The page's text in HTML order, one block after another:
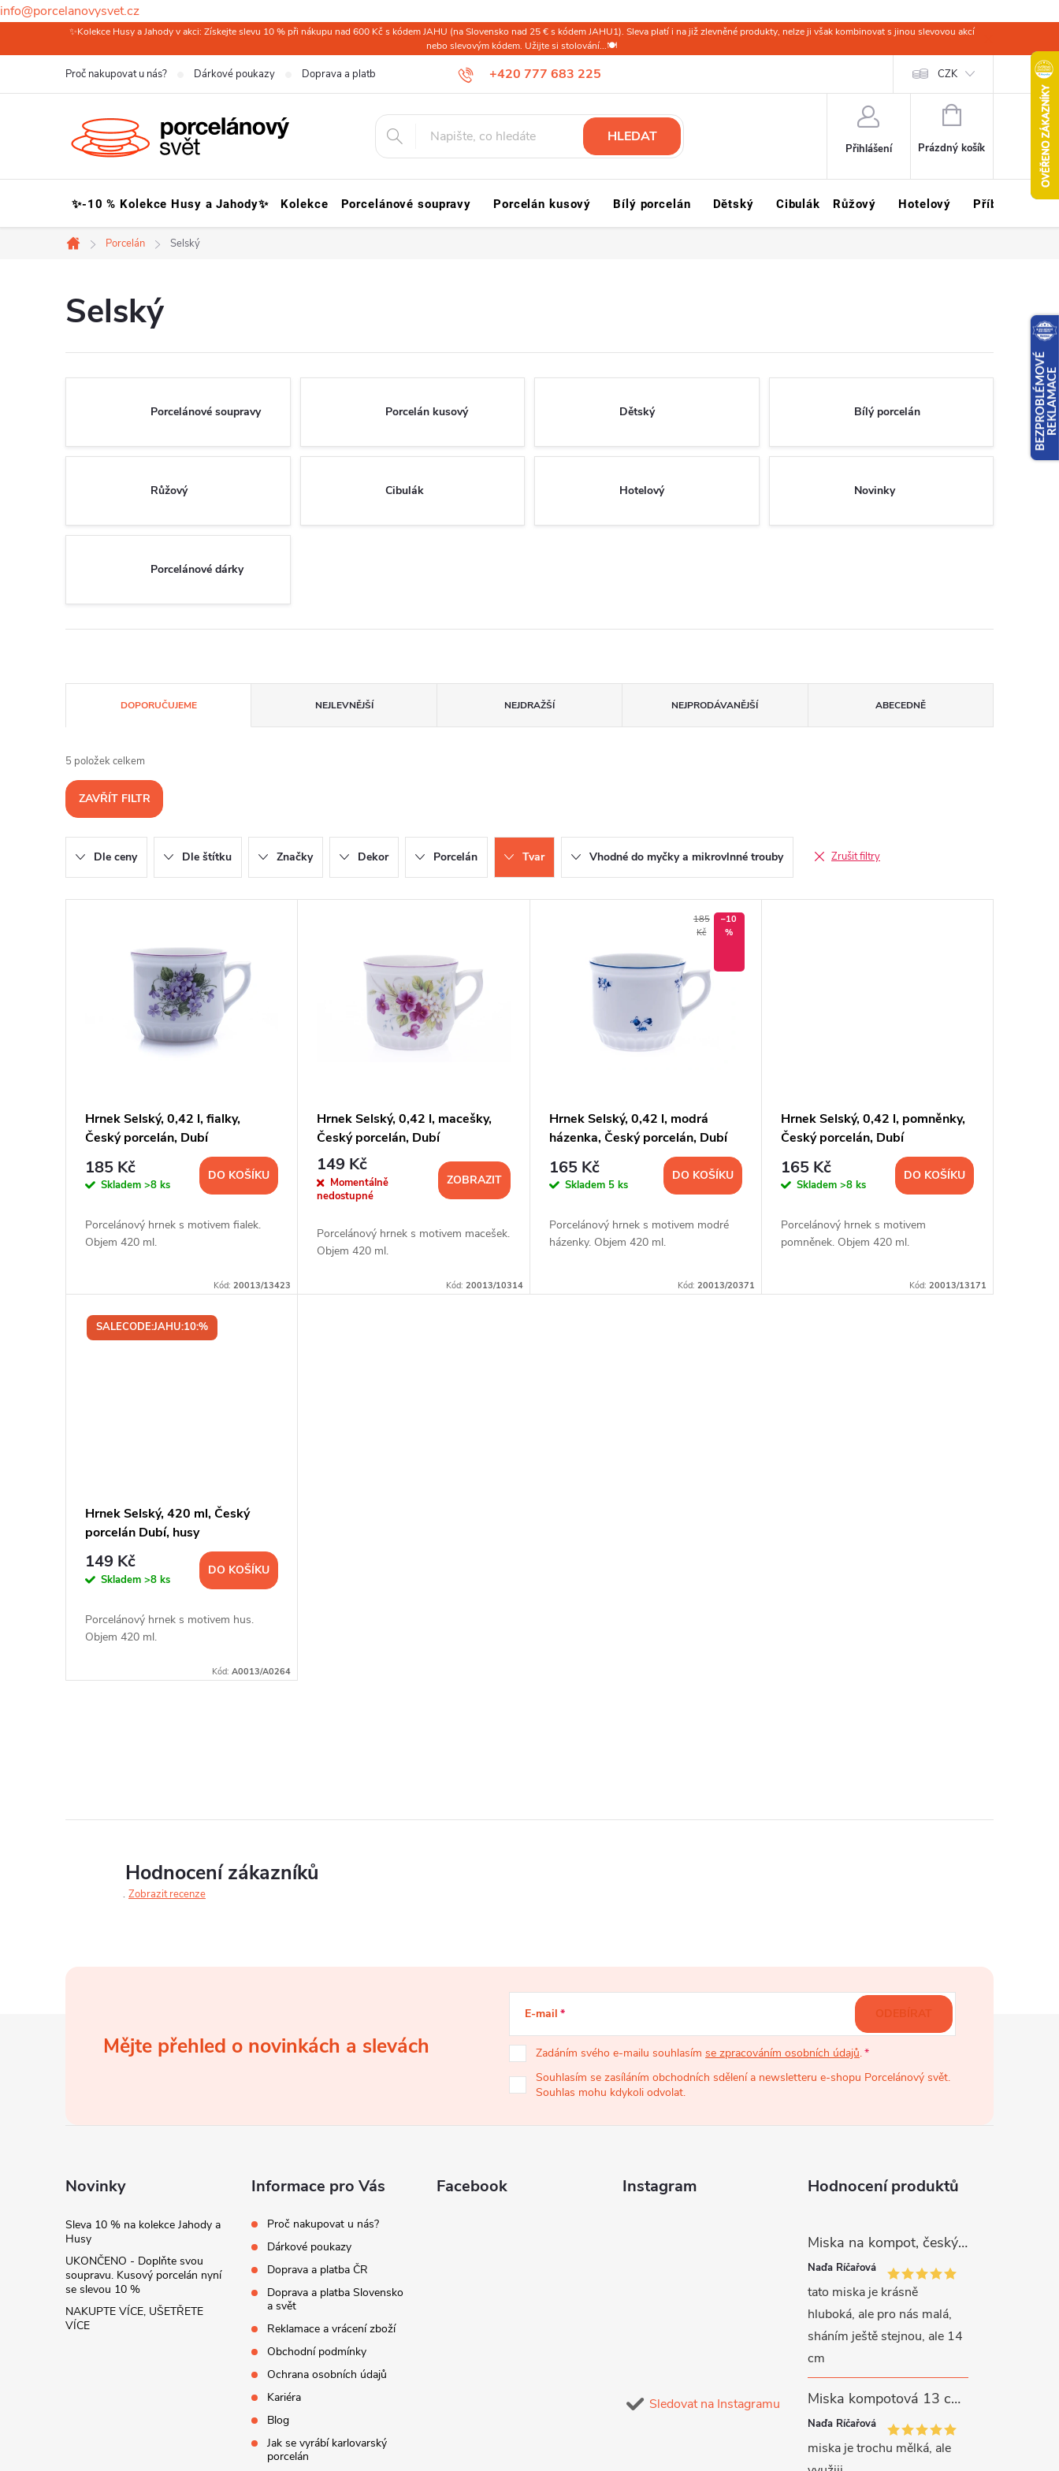
info@porcelanovysvet.cz
na
✨Kolekce Husy a Jahody v akci: Získejte slevu 10 % při nákupu nad 600 Kč s kódem JAHU (na Slovensko nad 25 € s kódem JAHU1). Sleva platí i na již zlevněné produkty, nelze ji však kombinovat s jinou slevovou akcí
nebo slevovým kódem. Užijte si stolování...🍽️
+420 777 683 225
Proč nakupovat u nás? Dárkové poukazy Doprava a platba ČR Doprava a platba Slovensko a svět Ochrana osobních údajů Kariéra
CZK
HLEDAT
Přihlášení
NÁKUPNÍ
Prázdný košík
✨-10 % Kolekce Husy a Jahody✨ Kolekce Porcelánové soupravy Porcelán kusový Bílý porcelán Dětský Cibulák Růžový Hotelový Příbory Sklo
Domů
Porcelán Selský
Selský
Porcelánové soupravy Porcelán kusový Dětský Bílý porcelán
Růžový Cibulák Hotelový Novinky
Porcelánové dárky
a
z
e
n
í
DOPORUČUJEME NEJLEVNĚJŠÍ NEJDRAŽŠÍ NEJPRODÁVANĚJŠÍ ABECEDNĚ
5 položek celkem
ZAVŘÍT FILTR
Dle ceny Dle štítku Značky Dekor Porcelán Tvar Vhodné do myčky a mikrovlnné trouby Zrušit filtry
Hrnek Selský, 0,42 l, fialky,
Český porcelán, Dubí
185 Kč
Skladem >8 ks
DO KOŠÍKU
Porcelánový hrnek s motivem fialek.
Objem 420 ml.
Kód:20013/13423
Hrnek Selský, 0,42 l, macešky,
Český porcelán, Dubí
149 Kč
Momentálně
nedostupné
ZOBRAZIT
Porcelánový hrnek s motivem macešek.
Objem 420 ml.
Kód: 20013/10314
185
Kč
–10
%
Hrnek Selský, 0,42 l, modrá
házenka, Český porcelán, Dubí
165 Kč
Skladem 5 ks
DO KOŠÍKU
Porcelánový hrnek s motivem modré
házenky. Objem 420 ml.
Kód: 20013/20371
Hrnek Selský, 0,42 l, pomněnky,
Český porcelán, Dubí
165 Kč
Skladem >8 ks
DO KOŠÍKU
Porcelánový hrnek s motivem
pomněnek. Objem 420 ml.
Kód: 20013/13171
SALECODE:JAHU:10:%
Hrnek Selský, 420 ml, Český
porcelán Dubí, husy
149 Kč
Skladem >8 ks
DO KOŠÍKU
Porcelánový hrnek s motivem hus.
Objem 420 ml.
Kód:A0013/A0264
y
ý
p
i
s
u
Hodnocení zákazníků
Zobrazit recenze
Mějte přehled o novinkách a slevách
E-mail
Zadáním svého e-mailu souhlasím se zpracováním osobních údajů.
Souhlasím se zasíláním obchodních sdělení a newsletteru e-shopu Porcelánový svět.
Souhlas mohu kdykoli odvolat.
ODEBÍRAT
Novinky
Sleva 10 % na kolekce Jahody a
Husy
UKONČENO - Doplňte svou
soupravu. Kusový porcelán nyní
se slevou 10 %
NAKUPTE VÍCE, UŠETŘETE
VÍCE
Informace pro Vás
Proč nakupovat u nás?
Dárkové poukazy
Doprava a platba ČR
Doprava a platba Slovensko
a svět
Reklamace a vrácení zboží
Obchodní podmínky
Ochrana osobních údajů
Kariéra
Blog
Jak se vyrábí karlovarský
porcelán
Facebook Instagram
Sledovat na Instagramu
Hodnocení produktů
Miska na kompot, český porcelán, Rona, 12,5 cm, bílý, G. Benedikt
Naďa Říčařová
tato miska je krásně
hluboká, ale pro nás malá,
sháním ještě stejnou, ale 14
cm
Miska kompotová 13 cm, bílý porcelán, Verona, G. Benedikt
Naďa Říčařová
miska je trochu mělká, ale